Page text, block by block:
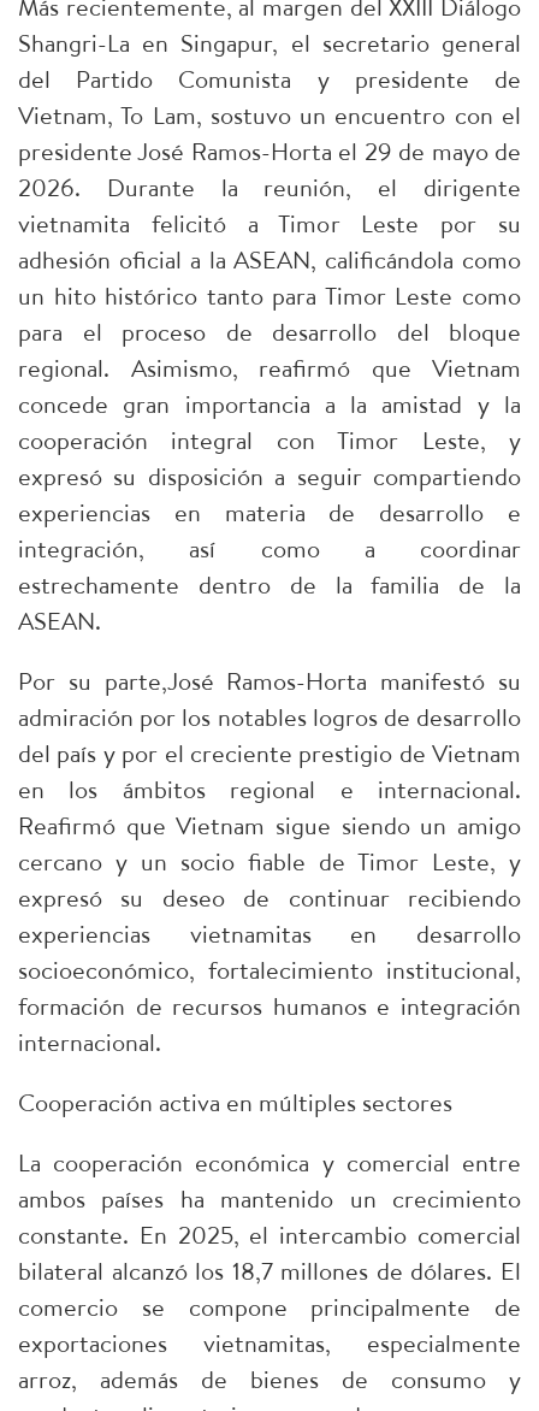
Más recientemente, al margen del XXIII Diálogo
Shangri-La en Singapur, el secretario general
del Partido Comunista y presidente de
Vietnam, To Lam, sostuvo un encuentro con el
presidente José Ramos-Horta el 29 de mayo de
2026. Durante la reunión, el dirigente
vietnamita felicitó a Timor Leste por su
adhesión oficial a la ASEAN, calificándola como
un hito histórico tanto para Timor Leste como
para el proceso de desarrollo del bloque
regional. Asimismo, reafirmó que Vietnam
concede gran importancia a la amistad y la
cooperación integral con Timor Leste, y
expresó su disposición a seguir compartiendo
experiencias en materia de desarrollo e
integración, así como a coordinar
estrechamente dentro de la familia de la
ASEAN.
Por su parte,José Ramos-Horta manifestó su
admiración por los notables logros de desarrollo
del país y por el creciente prestigio de Vietnam
en los ámbitos regional e internacional.
Reafirmó que Vietnam sigue siendo un amigo
cercano y un socio fiable de Timor Leste, y
expresó su deseo de continuar recibiendo
experiencias vietnamitas en desarrollo
socioeconómico, fortalecimiento institucional,
formación de recursos humanos e integración
internacional.
Cooperación activa en múltiples sectores​
La cooperación económica y comercial entre
ambos países ha mantenido un crecimiento
constante. En 2025, el intercambio comercial
bilateral alcanzó los 18,7 millones de dólares. El
comercio se compone principalmente de
exportaciones vietnamitas, especialmente
arroz, además de bienes de consumo y